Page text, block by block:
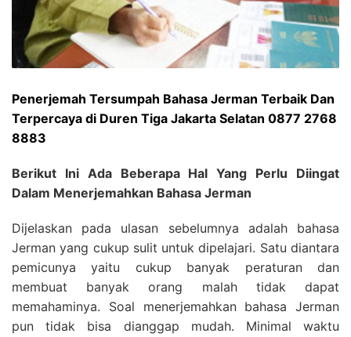
Penerjemah Tersumpah Bahasa Jerman Terbaik Dan
Terpercaya di Duren Tiga Jakarta Selatan 0877 2768
8883
Berikut Ini Ada Beberapa Hal Yang Perlu Diingat
Dalam Menerjemahkan Bahasa Jerman
Dijelaskan pada ulasan sebelumnya adalah bahasa
Jerman yang cukup sulit untuk dipelajari. Satu diantara
pemicunya yaitu cukup banyak peraturan dan
membuat banyak orang malah tidak dapat
memahaminya. Soal menerjemahkan bahasa Jerman
pun tidak bisa dianggap mudah. Minimal waktu